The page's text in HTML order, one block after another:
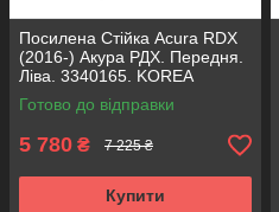
Посилена Стійка Acura RDX
(2016-) Акура РДХ. Передня.
Ліва. 3340165. KOREA
Аксусс!
Готово до відправки
5 780 ₴ 7 225 ₴
Купити